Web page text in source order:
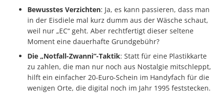
Bewusstes Verzichten: Ja, es kann passieren, dass man
in der Eisdiele mal kurz dumm aus der Wäsche schaut,
weil nur „EC“ geht. Aber rechtfertigt dieser seltene
Moment eine dauerhafte Grundgebühr?
Die „Notfall-Zwanni“-Taktik: Statt für eine Plastikkarte
zu zahlen, die man nur noch aus Nostalgie mitschleppt,
hilft ein einfacher 20-Euro-Schein im Handyfach für die
wenigen Orte, die digital noch im Jahr 1995 feststecken.